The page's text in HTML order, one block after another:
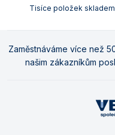
Tisíce položek skladem
Zaměstnáváme více než
našim zákazníkům